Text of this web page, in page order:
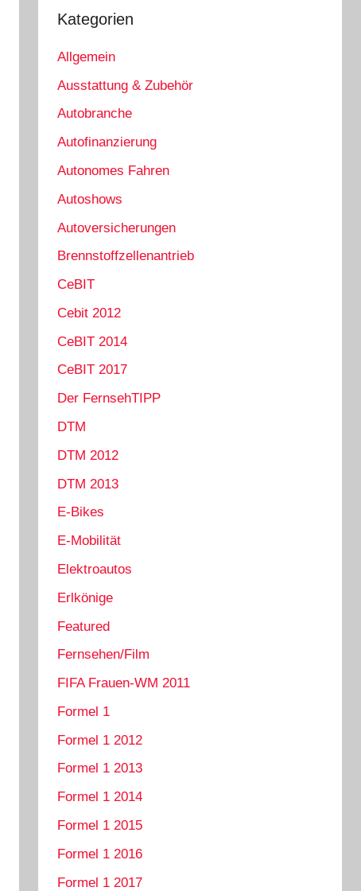
Kategorien
Allgemein
Ausstattung & Zubehör
Autobranche
Autofinanzierung
Autonomes Fahren
Autoshows
Autoversicherungen
Brennstoffzellenantrieb
CeBIT
Cebit 2012
CeBIT 2014
CeBIT 2017
Der FernsehTIPP
DTM
DTM 2012
DTM 2013
E-Bikes
E-Mobilität
Elektroautos
Erlkönige
Featured
Fernsehen/Film
FIFA Frauen-WM 2011
Formel 1
Formel 1 2012
Formel 1 2013
Formel 1 2014
Formel 1 2015
Formel 1 2016
Formel 1 2017